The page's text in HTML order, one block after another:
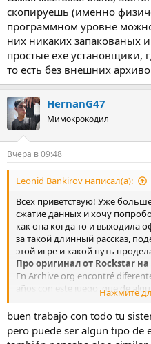
скопируешь (именно
программном уровне
них никаких запакованых
простые exe установщики,
то есть без внешних
HernanG47
Мимокрокодил
Вчера в 09:48
Leonid Bankirov написал(а):
Всех приветствую! Уже
сжатие данных и хочу
как она когда то и выходила
за такой длинный рассказ,
этой игре и какой путь
Про оригинал от Rockstar на
En Archive org encontré
años con este juego, que de
7GB (no recuerdo
resulta que todavía les quedaba
donde colocaron todo tipo de
para el Social Club y el juego en
Нажмите
buen trabajo con todo tu
pero puede ser algun tipo de